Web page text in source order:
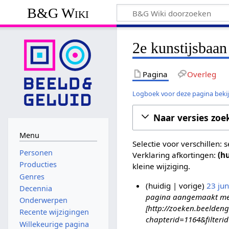
B&G Wiki
2e
Pagina Overleg
Logboek voor deze pagina
Naar versies
Selectie voor verschillen:
Verklaring afkortingen:
kleine wijziging.
huidig vorige 23
pagina aangemaakt
[http://
Menu
Personen
Producties
Genres
Decennia
Onderwerpen
Recente wijzigingen
Willekeurige pagina